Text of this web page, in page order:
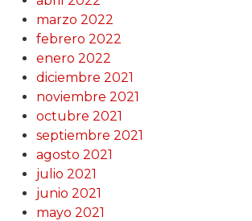
marzo 2022
febrero 2022
enero 2022
diciembre 2021
noviembre 2021
octubre 2021
septiembre 2021
agosto 2021
julio 2021
junio 2021
mayo 2021